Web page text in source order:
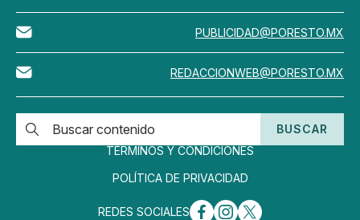
PUBLICIDAD@PORESTO.MX
REDACCIONWEB@PORESTO.MX
BUSCAR
TÉRMINOS Y CONDICIONES
POLÍTICA DE PRIVACIDAD
REDES SOCIALES